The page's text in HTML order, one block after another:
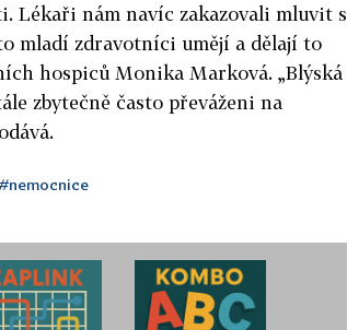
Lékaři nám navíc zakazovali mluvit s
mladí zdravotníci umějí a dělají to
hospiců Monika Marková. „Blýská
zbytečně často převáženi na
#nemocnice